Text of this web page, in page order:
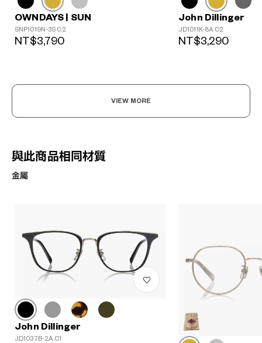
OWNDAYS | SUN
SNP1019N-3S C2
NT$3,790
John Dillinger
JD1011K-8A C2
NT$3,290
VIEW MORE
與此商品相同材質
金屬
John Dillinger
JD1037B-2A C1